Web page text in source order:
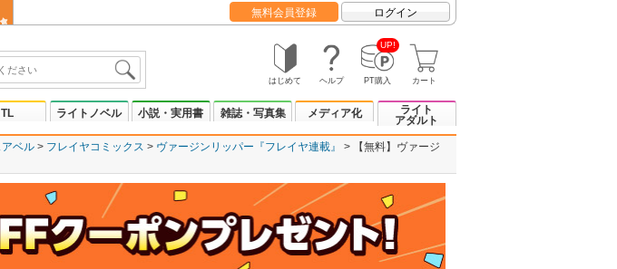
無料会員登録 ログイン
はじめて ヘルプ
UP!
PT購入 カート
TL ライトノベル 小説・実用書 雑誌・写真集 メディア化
ライト
アダルト
アベル フレイヤコミックス ヴァージンリッパー『フレイヤ連載』
【無料】ヴァージ